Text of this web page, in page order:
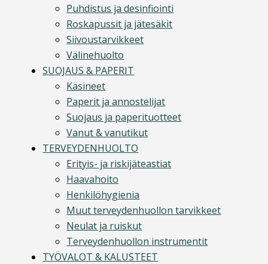
Puhdistus ja desinfiointi
Roskapussit ja jätesäkit
Siivoustarvikkeet
Välinehuolto
SUOJAUS & PAPERIT
Käsineet
Paperit ja annostelijat
Suojaus ja paperituotteet
Vanut & vanutikut
TERVEYDENHUOLTO
Erityis- ja riskijäteastiat
Haavahoito
Henkilöhygienia
Muut terveydenhuollon tarvikkeet
Neulat ja ruiskut
Terveydenhuollon instrumentit
TYÖVALOT & KALUSTEET